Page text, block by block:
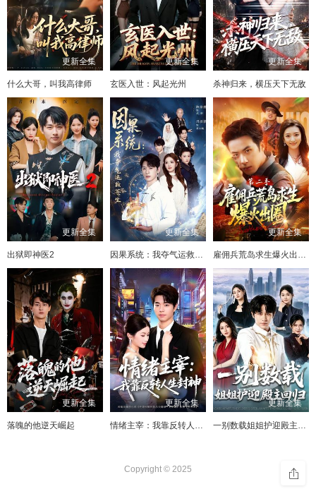
更新全集
什么大哥，叫我高律师
更新全集
玄医入世：风起光州
更新全集
杀神归来，横压天下无敌
更新全集
出狱即神医2
更新全集
因果系统：我夺气运救苍生
更新全集
雇佣兵荒岛求生爆火出圈第二季
更新全集
落魄的他逆天崛起
更新全集
情绪主宰：我靠反转人生封神
更新全集
一别数载姐姐护迎殿主回归
Copyright © 2025